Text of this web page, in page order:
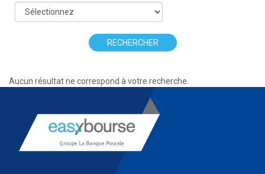
RECHERCHER
Aucun résultat ne correspond à votre recherche.